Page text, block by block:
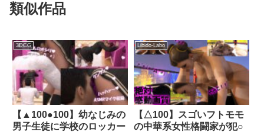
類似作品
3DCG
【▲100●100】幼なじみの
男子生徒に学校のロッカー
Libido-Labo
【△100】スゴいフトモモ
の中華系女性格闘家が犯○